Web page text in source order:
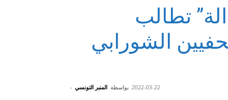
تطالب
الشورابي
بواسطة المنبر التونسي - 2022-03-22